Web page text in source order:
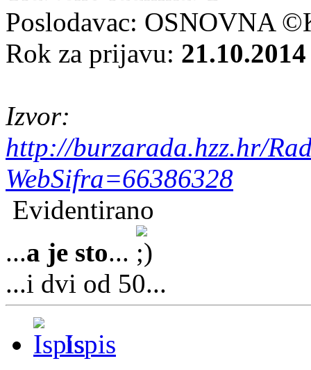
Poslodavac: OSNOVNA
Rok za prijavu: 21.10.2014
Izvor:
http://burzarada.hzz.hr/
WebSifra=66386328
Evidentirano
...a je sto...
...i dvi od 50...
Ispis